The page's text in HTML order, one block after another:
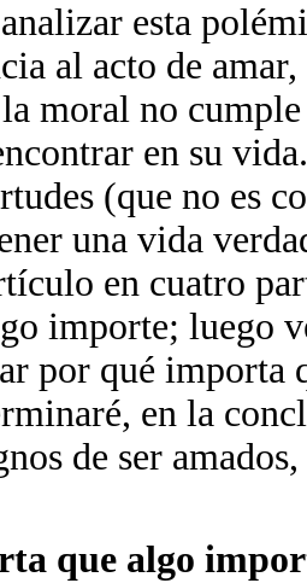
esta
al acto de
moral no
en su
(que no es
una vida
en cuatro
importe; luego
por qué importa
en la
de ser
que algo